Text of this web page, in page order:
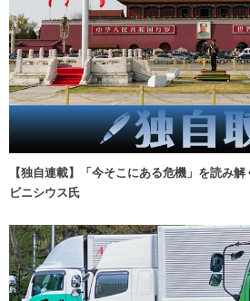
【独自連載】「今そこにある危機」を読み
ビニシウス氏